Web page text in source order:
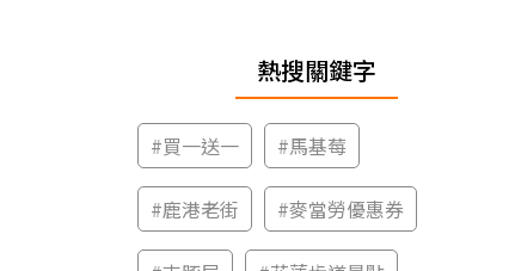
熱搜關鍵字
#買一送一 #馬基莓
#鹿港老街 #麥當勞優惠券